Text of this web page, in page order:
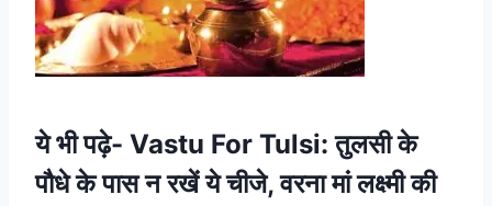
ये भी पढ़े- Vastu For Tulsi: तुलसी के
पौधे के पास न रखें ये चीजे, वरना मां लक्ष्मी की